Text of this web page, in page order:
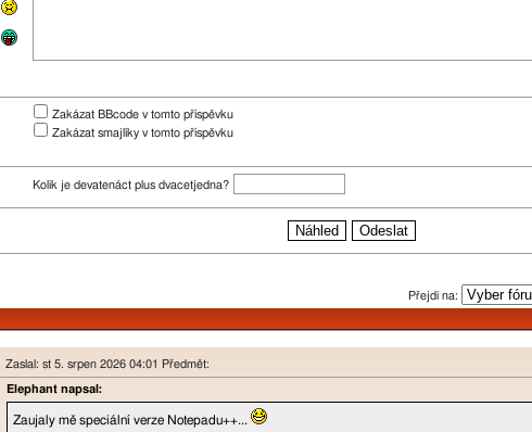
Zakázat BBcode v tomto příspěvku
Zakázat smajlíky v tomto příspěvku
Kolik je devatenáct plus dvacetjedna?
Přejdi na:
Zaslal: st 5. srpen 2026 04:01 Předmět:
Elephant napsal:
Zaujaly mě speciální verze Notepadu++...